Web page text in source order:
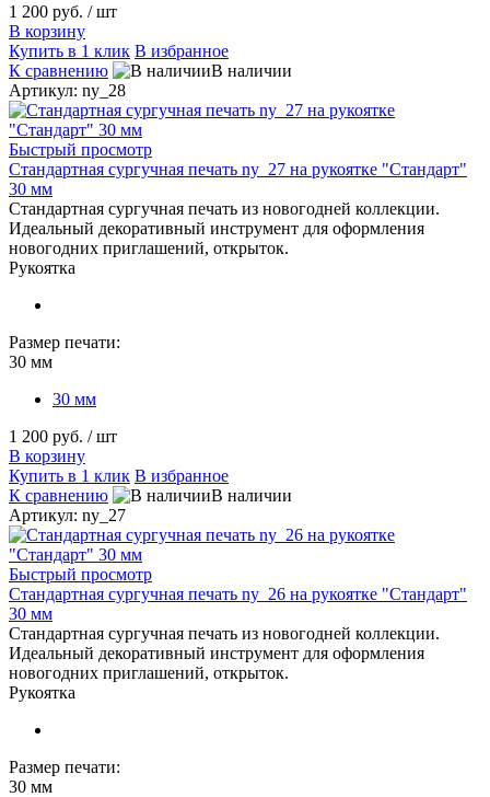
1 200 руб. / шт
В корзину
Купить в 1 клик В избранное
К сравнению
В наличии
Артикул: ny_28
Быстрый просмотр
Стандартная сургучная печать ny_27 на рукоятке "Стандарт"
30 мм
Стандартная сургучная печать из новогодней коллекции.
Идеальный декоративный инструмент для оформления
новогодних приглашений, открыток.
Рукоятка
Размер печати:
30 мм
30 мм
1 200 руб. / шт
В корзину
Купить в 1 клик В избранное
К сравнению
В наличии
Артикул: ny_27
Быстрый просмотр
Стандартная сургучная печать ny_26 на рукоятке "Стандарт"
30 мм
Стандартная сургучная печать из новогодней коллекции.
Идеальный декоративный инструмент для оформления
новогодних приглашений, открыток.
Рукоятка
Размер печати:
30 мм